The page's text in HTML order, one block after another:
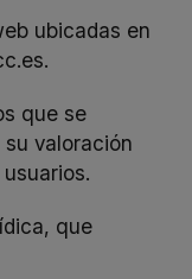
ubicadas en
.
que se
valoración
que